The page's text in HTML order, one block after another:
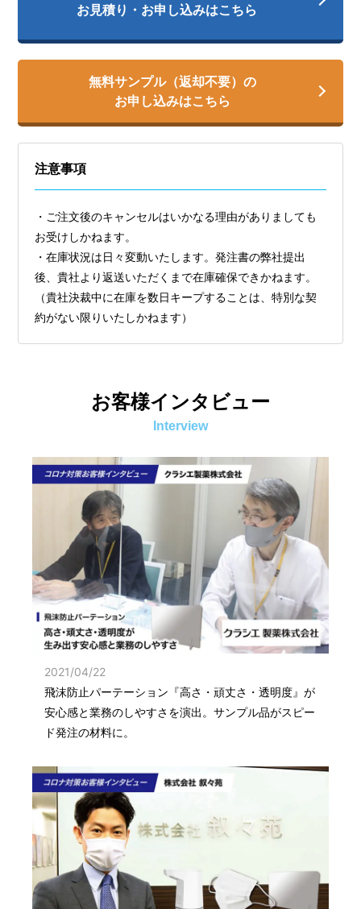
お見積り・お申し込みはこちら
無料サンプル（返却不要）の
お申し込みはこちら
注意事項
・ご注⽂後のキャンセルはいかなる理由がありましても
お受けしかねます。
・在庫状況は⽇々変動いたします。発注書の弊社提出
後、貴社より返送いただくまで在庫確保できかねます。
（貴社決裁中に在庫を数⽇キープすることは、特別な契
約がない限りいたしかねます）
お客様インタビュー
Interview
2021/04/22
飛沫防止パーテーション『高さ・頑丈さ・透明度』が
安心感と業務のしやすさを演出。サンプル品がスピー
ド発注の材料に。